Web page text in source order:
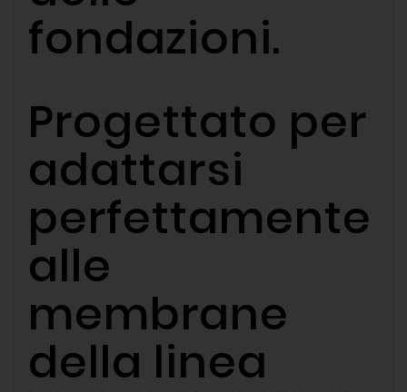
fondazioni.
Progettato per
adattarsi
perfettamente
alle
membrane
della linea